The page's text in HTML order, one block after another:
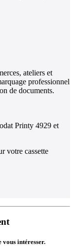
ateliers et
professionnel
de documents.
Printy 4929 et
votre cassette
vous intéresser.